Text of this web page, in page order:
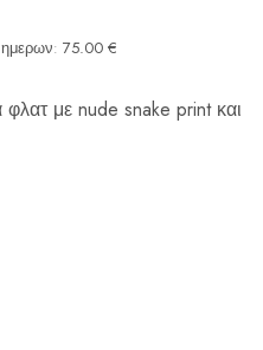
75.00 €
φλατ με nude snake print και